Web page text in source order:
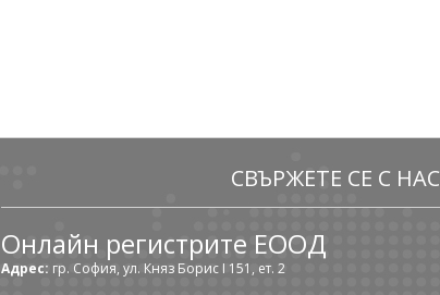
СВЪРЖЕТЕ СЕ С НАС
Онлайн регистрите ЕООД
Адрес: гр. София, ул. Княз Борис I 151, ет. 2